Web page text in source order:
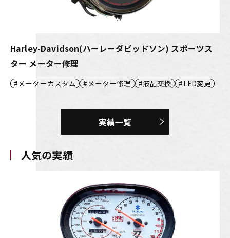
Harley-Davidson(ハーレーダビッドソン) スポーツス
ター メーター修理
メーターカスタム メーター修理 液晶交換 LED変更
実績一覧
人気の実績